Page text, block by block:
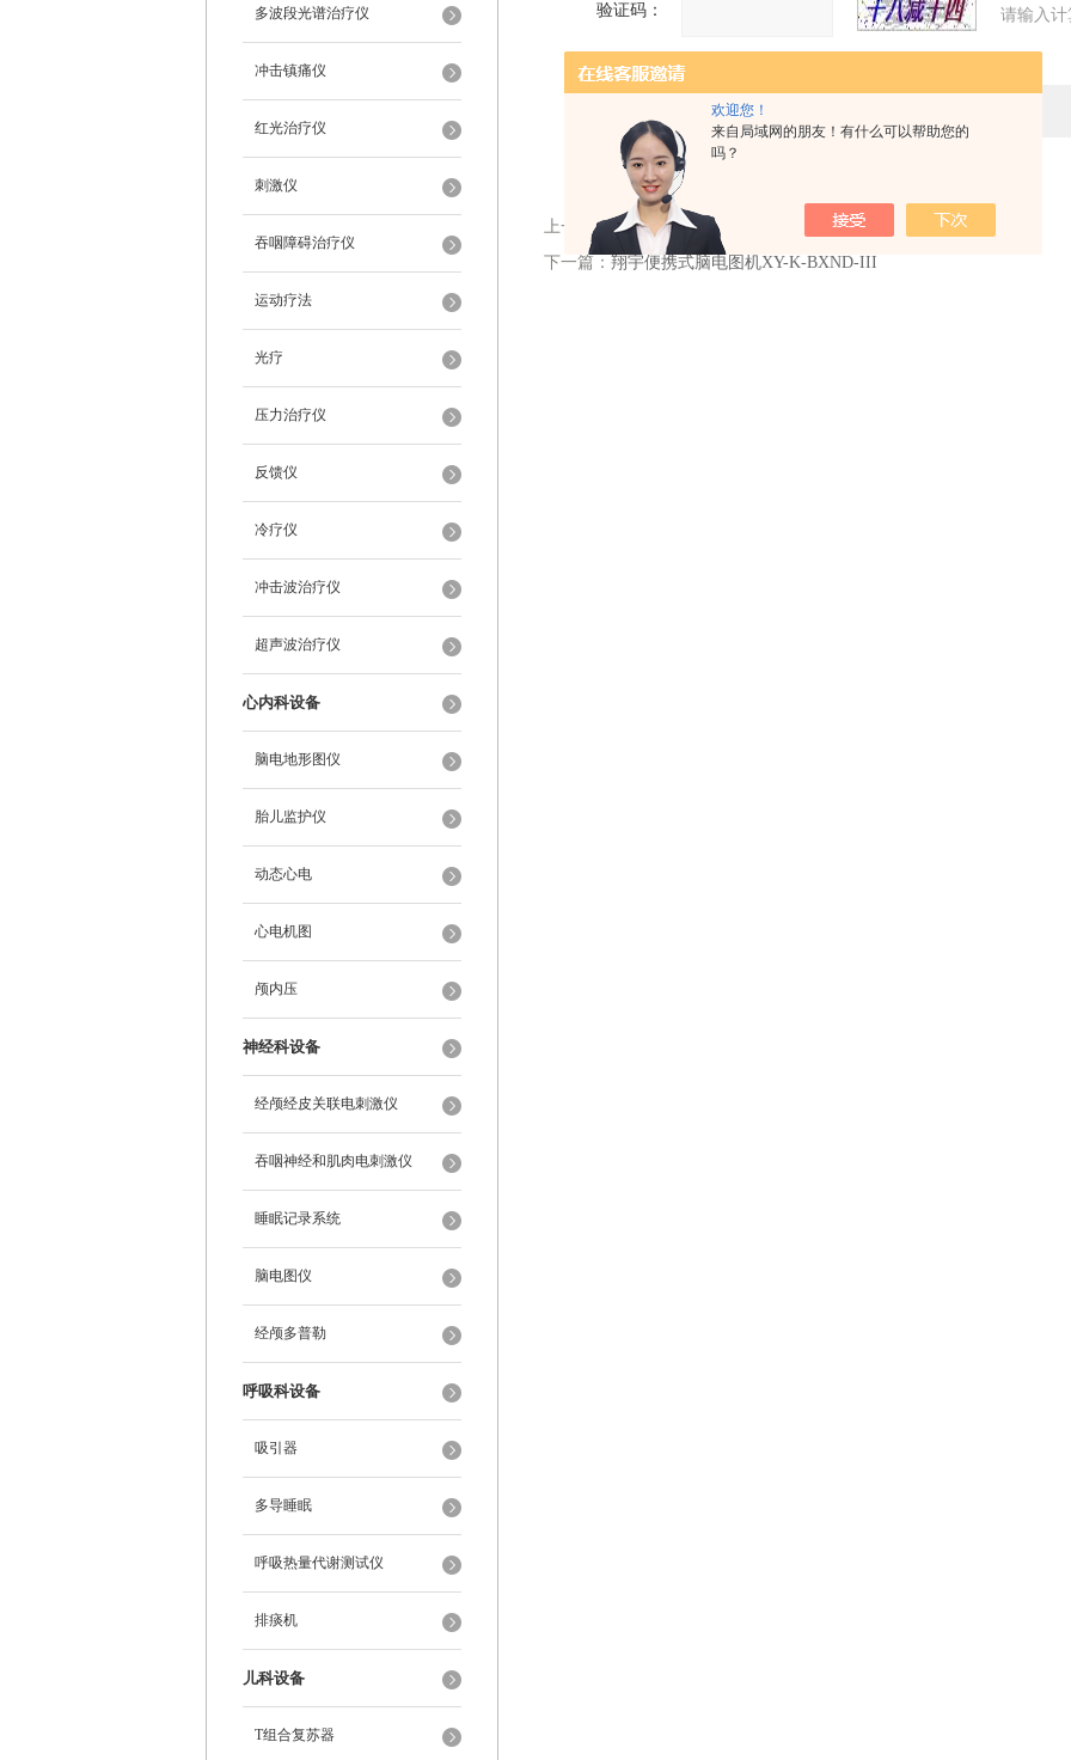
欢迎您！
来自局域网的朋友！有什么可以帮助您的
吗？
多波段光谱治疗仪
冲击镇痛仪
红光治疗仪
刺激仪
吞咽障碍治疗仪
运动疗法
光疗
压力治疗仪
反馈仪
冷疗仪
冲击波治疗仪
超声波治疗仪
心内科设备
脑电地形图仪
胎儿监护仪
动态心电
心电机图
颅内压
神经科设备
经颅经皮关联电刺激仪
吞咽神经和肌肉电刺激仪
睡眠记录系统
脑电图仪
经颅多普勒
呼吸科设备
吸引器
多导睡眠
呼吸热量代谢测试仪
排痰机
儿科设备
T组合复苏器
验证码： 请输入
上一篇： 太极麻醉深度监测仪TD-3200A
下一篇： 翔宇便携式脑电图机XY-K-BXND-III